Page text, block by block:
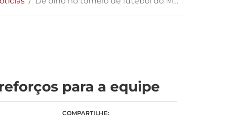
para a equipe
COMPARTILHE: